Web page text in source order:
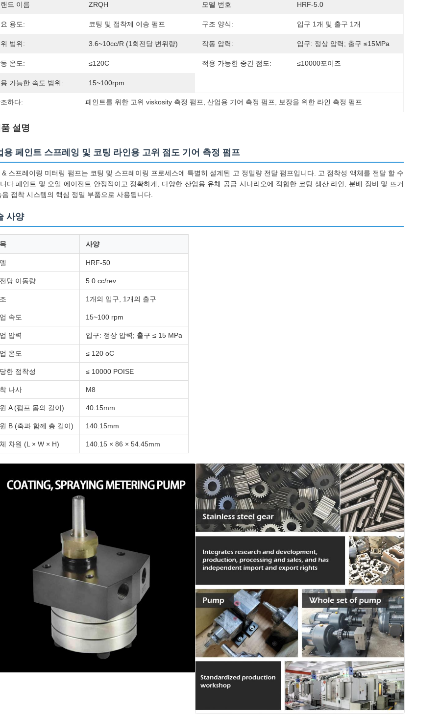
드 이름 ZRQH 모델 번호 HRF-5.0
용도: 코팅 및 접착제 이송 펌프 구조 양식: 입구 1개 및 출구 1개
범위: 3.6~10cc/R (1회전당 변위량) 작동 압력: 입구: 정상 압력; 출구 ≤15MPa
온도: ≤120C 적용 가능한 중간 점도: ≤10000포이즈
가능한 속도 범위: 15~100rpm
하다: 페인트를 위한 고위 viskosity 측정 펌프 , 산업용 기어 측정 펌프 보장을 위한 라인 측정 펌프
설명
용 페인트 스프레잉 및 코팅 라인용 고위 점도 기어 측정 펌프
& 스프레이링 미터링 펌프는 코팅 및 스프레이링 프로세스에 특별히 설계된 고 정밀량 전달 펌프입니다. 고 점착성 액체를 전달 할 수
다.페인트 및 오일 에이전트 안정적이고 정확하게, 다양한 산업용 유체 공급 시나리오에 적합한 코팅 생산 라인, 분배 장비 및 뜨거
음 접착 시스템의 핵심 정밀 부품으로 사용됩니다.
사양
사양
HRF-50
당 이동량 5.0 cc/rev
1개의 입구, 1개의 출구
속도 15~100 rpm
압력 입구: 정상 압력; 출구 ≤ 15 MPa
온도 ≤ 120 oC
한 점착성 ≤ 10000 POISE
나사 M8
A (펌프 몸의 길이) 40.15mm
B (축과 함께 총 길이) 140.15mm
차원 (L × W × H) 140.15 × 86 × 54.45mm